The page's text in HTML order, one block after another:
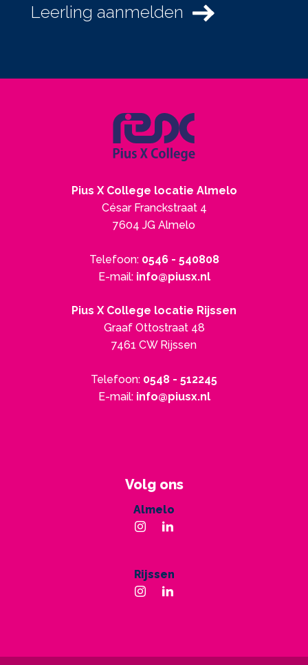
Leerling aanmelden
Pius X College locatie Almelo
César Franckstraat 4
7604 JG Almelo
Telefoon: 0546 - 540808
E-mail: info@piusx.nl
Pius X College locatie Rijssen
Graaf Ottostraat 48
7461 CW Rijssen
Telefoon: 0548 - 512245
E-mail: info@piusx.nl
Volg ons
Almelo
Rijssen